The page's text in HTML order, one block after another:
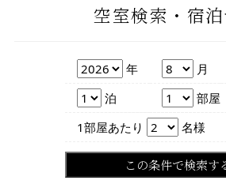
空室検索・宿
年 年 月 月
泊数 泊 部屋数 部屋
1部屋あたり
人数 名様
この条件で検索す